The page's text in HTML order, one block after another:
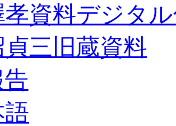
孝資料デジタ
三旧蔵資料
語